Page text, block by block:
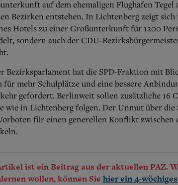
auf dem ehemaligen Flughafen
Bezirken entstehen. In Lichtenberg zeigt
Hotels zu einer Großunterkunft für 1200
sondern auch der CDU-
Bezirksparlament hat die SPD-Fraktion mit
mehr Schulplätze und eine bessere
gefordert. Berlinweit sollen zusätzliche 16
wie in Lichtenberg folgen. Der Unmut über
für einen generellen Konflikt zwischen
ist ein Beitrag aus der aktuellen PAZ.
wollen, können Sie hier ein 4-